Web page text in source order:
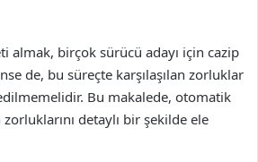
almak, birçok sürücü adayı için cazip
de, bu süreçte karşılaşılan zorluklar
Bu makalede, otomatik
detaylı bir şekilde ele